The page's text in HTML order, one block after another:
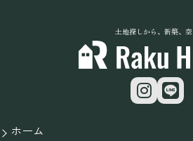
土地探しから、新築、
ホーム